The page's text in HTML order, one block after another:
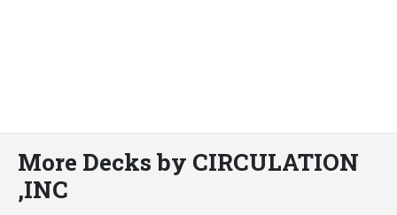
More Decks by CIRCULATION
,INC